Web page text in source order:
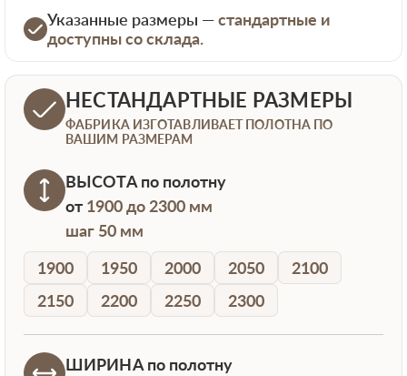
Указанные размеры —стандартные и
доступны со склада.
НЕСТАНДАРТНЫЕ РАЗМЕРЫ
ФАБРИКА ИЗГОТАВЛИВАЕТ ПОЛОТНА ПО
ВАШИМ РАЗМЕРАМ
ВЫСОТАпо полотну
от 1900 до 2300 мм
шаг 50 мм
1900
1950 2000 2050
2100
2150
2200 2250 2300
ШИРИНАпо полотну